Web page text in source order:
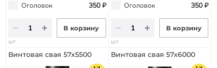
Оголовок 350 ₽
В корзину
шт
Оголовок 350 ₽
В корзину
шт
Винтовая свая 57х5500 Винтовая свая 57х6000